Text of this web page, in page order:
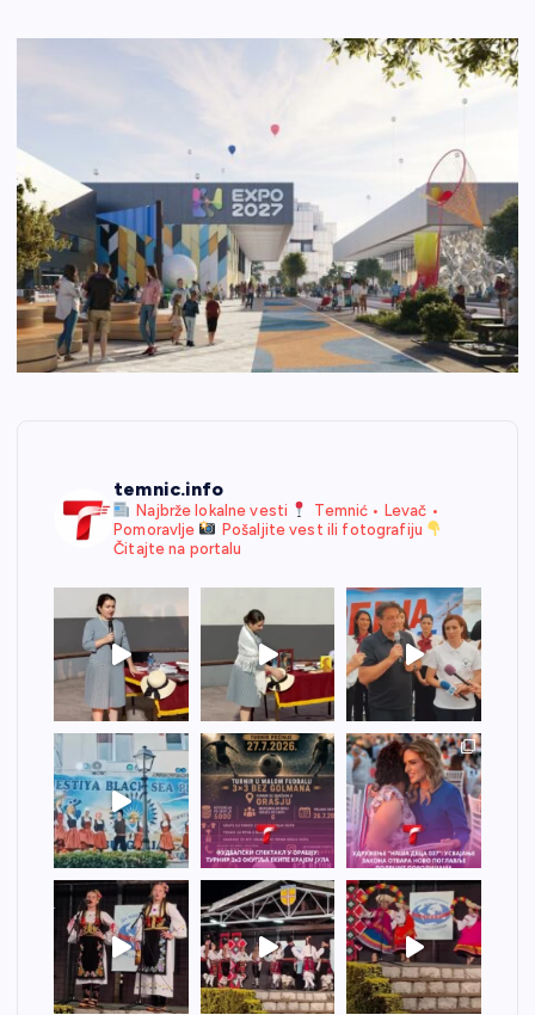
temnic.info
Najbrže lokalne vesti
Temnić • Levač •
Pomoravlje
Pošaljite vest ili fotografiju
Čitajte na portalu